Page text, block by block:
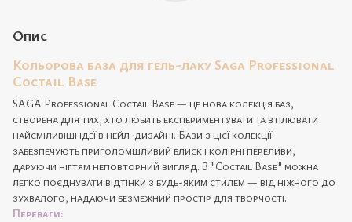
Опис
Кольорова база для гель-лаку Saga Professional
Coctail Base
SAGA Professional Coctail Base — це нова колекція баз,
створена для тих, хто любить експериментувати та втілювати
найсміливіші ідеї в нейл-дизайні. Бази з цієї колекції
забезпечують приголомшливий блиск і колірні переливи,
даруючи нігтям неповторний вигляд. З "Coctail Base" можна
легко поєднувати відтінки з будь-яким стилем — від ніжного до
зухвалого, надаючи безмежний простір для творчості.
Переваги: